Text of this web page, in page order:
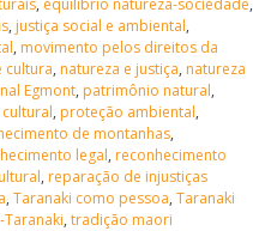
, justiça social e ambiental,
, movimento pelos direitos da
cultura, natureza e justiça, natureza
Egmont, patrimônio natural,
, proteção ambiental,
de montanhas,
legal, reconhecimento
, reparação de injustiças
, Taranaki como pessoa, Taranaki
Taranaki, tradição maori